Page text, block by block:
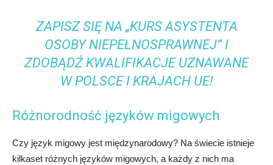
ZAPISZ SIĘ NA „KURS ASYSTENTA
OSOBY NIEPEŁNOSPRAWNEJ” I
ZDOBĄDŹ KWALIFIKACJE UZNAWANE
W POLSCE I KRAJACH UE!
Różnorodność języków migowych
Czy język migowy jest międzynarodowy? Na świecie istnieje
kilkaset różnych języków migowych, a każdy z nich ma